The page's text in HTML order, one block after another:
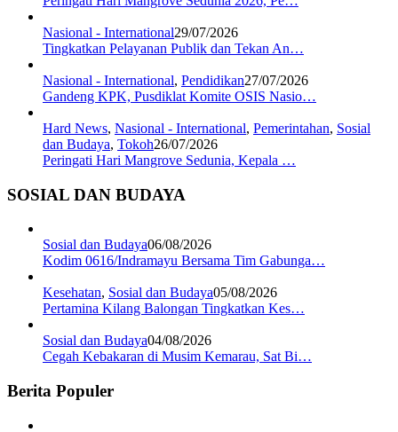
Nasional - International29/07/2026
Tingkatkan Pelayanan Publik dan Tekan An…
Nasional - International, Pendidikan27/07/2026
Gandeng KPK, Pusdiklat Komite OSIS Nasio…
Hard News, Nasional - International, Pemerintahan, Sosial
dan Budaya, Tokoh26/07/2026
Peringati Hari Mangrove Sedunia, Kepala …
SOSIAL DAN BUDAYA
Sosial dan Budaya06/08/2026
Kodim 0616/Indramayu Bersama Tim Gabunga…
Kesehatan, Sosial dan Budaya05/08/2026
Pertamina Kilang Balongan Tingkatkan Kes…
Sosial dan Budaya04/08/2026
Cegah Kebakaran di Musim Kemarau, Sat Bi…
Berita Populer